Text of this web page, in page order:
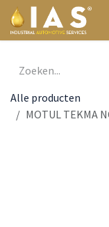
Overslaan naar inhoud
Alle producten
MOTUL TEKMA